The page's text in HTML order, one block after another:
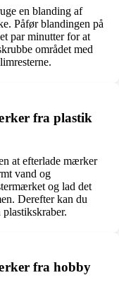
en blanding af
Påfør blandingen på
par minutter for at
området med
fra plastik
at efterlade mærker
vand og
og lad det
Derefter kan du
fra hobby